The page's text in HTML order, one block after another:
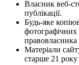
Власник веб-
публікації.
Будь-яке
фотографічних
правовласника
Матеріали
старше 21